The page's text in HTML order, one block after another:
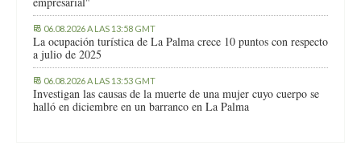
06.08.2026 A LAS 13:58 GMT
La ocupación turística de La Palma crece 10 puntos con respecto
a julio de 2025
06.08.2026 A LAS 13:53 GMT
Investigan las causas de la muerte de una mujer cuyo cuerpo se
halló en diciembre en un barranco en La Palma